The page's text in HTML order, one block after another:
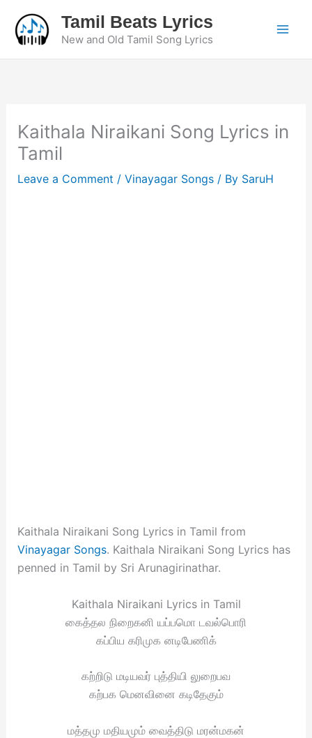
content
Tamil Beats Lyrics
New and Old Tamil Song Lyrics
Kaithala Niraikani Song Lyrics in
Tamil
Leave a Comment / Vinayagar Songs/ By SaruH
Kaithala Niraikani Song Lyrics in Tamil from
Vinayagar Songs. Kaithala Niraikani Song Lyrics has
penned in Tamil by Sri Arunagirinathar.
Kaithala Niraikani Lyrics in Tamil
கைத்தல நிறைகனி யப்பமொ டவல்பொரி
கப்பிய கரிமுக னடிபேணிக்
கற்றிடு மடியவர் புத்தியி லுறைபவ
கற்பக மெனவினை கடிதேகும்
மத்தமு மதியமும் வைத்திடு மரன்மகன்